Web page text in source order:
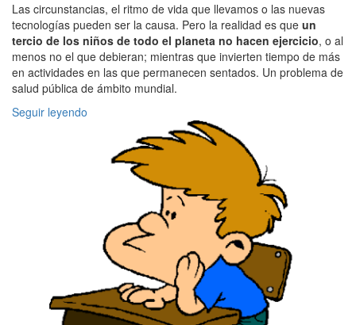
Las circunstancias, el ritmo de vida que llevamos o las nuevas
tecnologías pueden ser la causa. Pero la realidad es que un
tercio de los niños de todo el planeta no hacen ejercicio, o al
menos no el que debieran; mientras que invierten tiempo de más
en actividades en las que permanecen sentados. Un problema de
salud pública de ámbito mundial.
Seguir leyendo